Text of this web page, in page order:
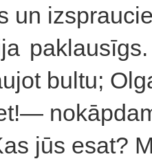
un
paklausīgs.
bultu;
jūs esat?